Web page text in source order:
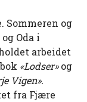
Sommeren og
Oda i
arbeidet
«Lodser»og
Vigen».
fra Fjære